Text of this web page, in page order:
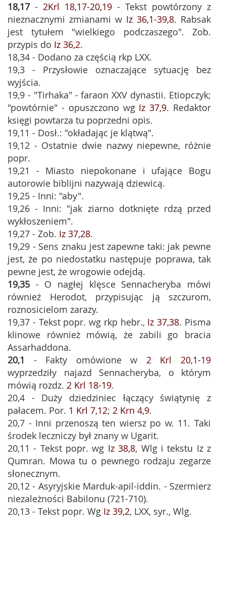
18,17- 2Krl 18,17-20,19 - Tekst powtórzony z
nieznacznymi zmianami w Iz 36,1-39,8. Rabsak
jest tytułem "wielkiego podczaszego". Zob.
przypis do Iz 36,2.
18,34 - Dodano za częścią rkp LXX.
19,3 - Przysłowie oznaczające sytuację bez
wyjścia.
19,9 - "Tirhaka" - faraon XXV dynastii. Etiopczyk;
"powtórnie" - opuszczono wg Iz 37,9. Redaktor
księgi powtarza tu poprzedni opis.
19,11 - Dosł.: "okładając je klątwą".
19,12 - Ostatnie dwie nazwy niepewne, różnie
popr.
19,21 - Miasto niepokonane i ufające Bogu
autorowie biblijni nazywają dziewicą.
19,25 - Inni: "aby".
19,26 - Inni: "jak ziarno dotknięte rdzą przed
wykłoszeniem".
19,27 - Zob. Iz 37,28.
19,29 - Sens znaku jest zapewne taki: jak pewne
jest, że po niedostatku następuje poprawa, tak
pewne jest, że wrogowie odejdą.
19,35 - O nagłej klęsce Sennacheryba mówi
również Herodot, przypisując ją szczurom,
roznosicielom zarazy.
19,37 - Tekst popr. wg rkp hebr., Iz 37,38. Pisma
klinowe również mówią, że zabili go bracia
Assarhaddona.
20,1
- Fakty omówione w 2 Krl 20,1-19
wyprzedziły najazd Sennacheryba, o którym
mówią rozdz. 2 Krl 18-19.
20,4 - Duży dziedziniec łączący świątynię z
pałacem. Por. 1 Krl 7,12; 2 Krn 4,9.
20,7 - Inni przenoszą ten wiersz po w. 11. Taki
środek leczniczy był znany w Ugarit.
20,11 - Tekst popr. wg Iz 38,8, Wlg i tekstu Iz z
Qumran. Mowa tu o pewnego rodzaju zegarze
słonecznym.
20,12 - Asyryjskie Marduk-apil-iddin. - Szermierz
niezależności Babilonu (721-710).
20,13 - Tekst popr. Wg Iz 39,2, LXX, syr., Wlg.